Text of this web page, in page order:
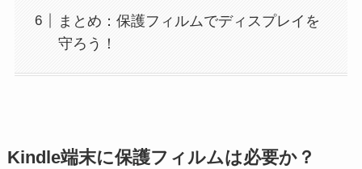
まとめ：保護フィルムでディスプレイを
守ろう！
Kindle端末に保護フィルムは必要か？